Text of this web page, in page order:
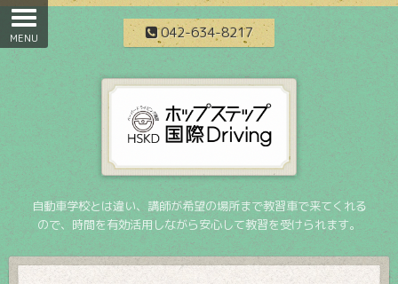
042-634-8217
自動車学校とは違い、講師が希望の場所まで教習車で来てくれる
ので、時間を有効活用しながら安心して教習を受けられます。